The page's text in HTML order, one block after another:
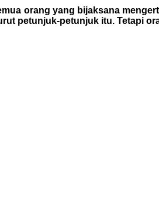
orang yang bijaksana
petunjuk-petunjuk itu. Tetapi